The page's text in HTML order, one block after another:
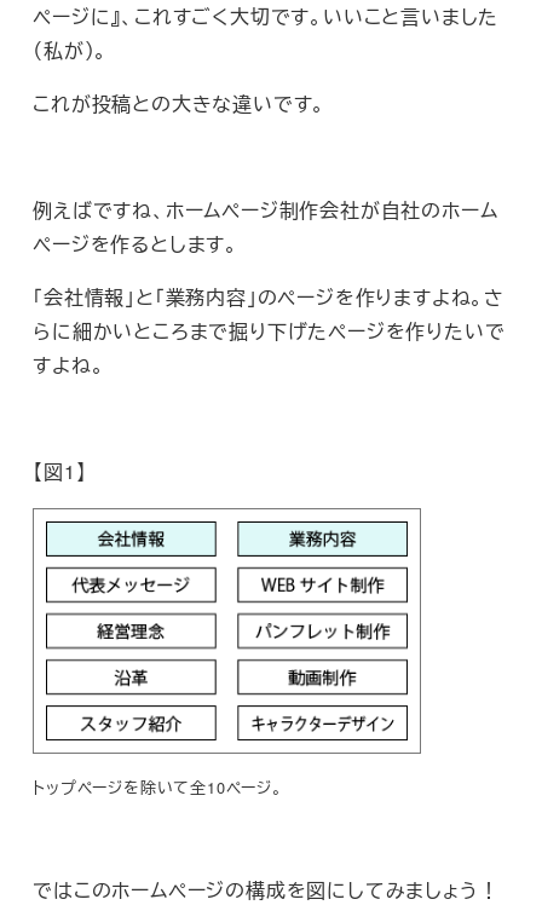
ページに』、これすごく大切です。いいこと言いました
（私が）。
これが投稿との大きな違いです。
例えばですね、ホームページ制作会社が自社のホーム
ページを作るとします。
「会社情報」と「業務内容」のページを作りますよね。さ
らに細かいところまで掘り下げたページを作りたいで
すよね。
【図1】
トップページを除いて全10ページ。
ではこのホームページの構成を図にしてみましょう！